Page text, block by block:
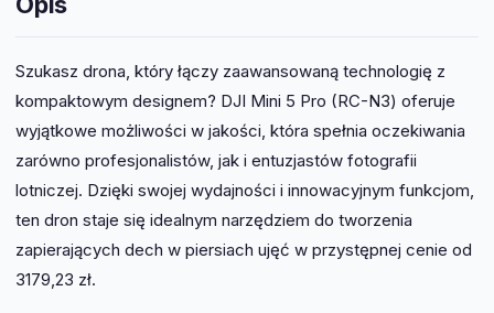
Szukasz drona, który łączy zaawansowaną technologię z
kompaktowym designem? DJI Mini 5 Pro (RC-N3) oferuje
wyjątkowe możliwości w jakości, która spełnia oczekiwania
zarówno profesjonalistów, jak i entuzjastów fotografii
lotniczej. Dzięki swojej wydajności i innowacyjnym funkcjom,
ten dron staje się idealnym narzędziem do tworzenia
zapierających dech w piersiach ujęć w przystępnej cenie od
3179,23 zł.